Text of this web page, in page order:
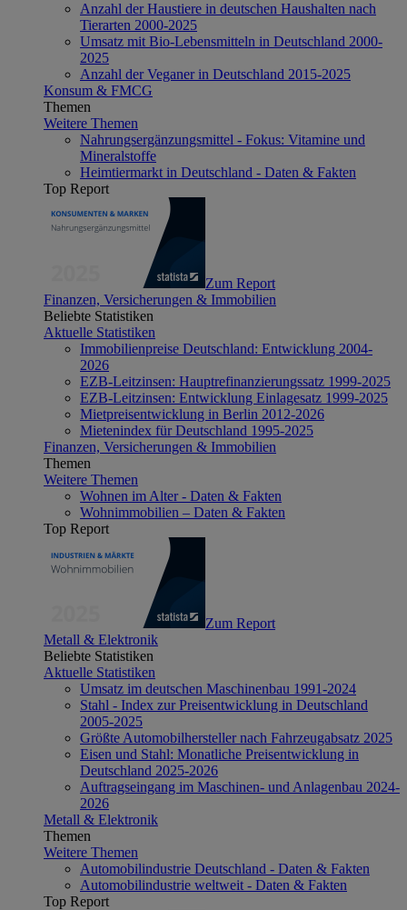
Anzahl der Haustiere in deutschen Haushalten nach
Tierarten 2000-2025
Umsatz mit Bio-Lebensmitteln in Deutschland 2000-
2025
Anzahl der Veganer in Deutschland 2015-2025
Konsum & FMCG
Themen
Weitere Themen
Nahrungsergänzungsmittel - Fokus: Vitamine und
Mineralstoffe
Heimtiermarkt in Deutschland - Daten & Fakten
Top Report
Zum Report
Finanzen, Versicherungen & Immobilien
Beliebte Statistiken
Aktuelle Statistiken
Immobilienpreise Deutschland: Entwicklung 2004-
2026
EZB-Leitzinsen: Hauptrefinanzierungssatz 1999-2025
EZB-Leitzinsen: Entwicklung Einlagesatz 1999-2025
Mietpreisentwicklung in Berlin 2012-2026
Mietenindex für Deutschland 1995-2025
Finanzen, Versicherungen & Immobilien
Themen
Weitere Themen
Wohnen im Alter - Daten & Fakten
Wohnimmobilien – Daten & Fakten
Top Report
Zum Report
Metall & Elektronik
Beliebte Statistiken
Aktuelle Statistiken
Umsatz im deutschen Maschinenbau 1991-2024
Stahl - Index zur Preisentwicklung in Deutschland
2005-2025
Größte Automobilhersteller nach Fahrzeugabsatz 2025
Eisen und Stahl: Monatliche Preisentwicklung in
Deutschland 2025-2026
Auftragseingang im Maschinen- und Anlagenbau 2024-
2026
Metall & Elektronik
Themen
Weitere Themen
Automobilindustrie Deutschland - Daten & Fakten
Automobilindustrie weltweit - Daten & Fakten
Top Report